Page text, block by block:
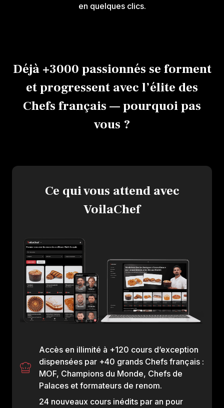
en quelques clics.
Déjà +3000 passionnés se forment
et progressent avec l’élite des
Chefs français — pourquoi pas
vous ?
Ce qui vous attend avec
VoilaChef
Accès en illimité à +120 cours d’exception
dispensées par +40 grands Chefs français :
MOF, Champions du Monde, Chefs de
Palaces et formateurs de renom.
24 nouveaux cours inédits par an pour